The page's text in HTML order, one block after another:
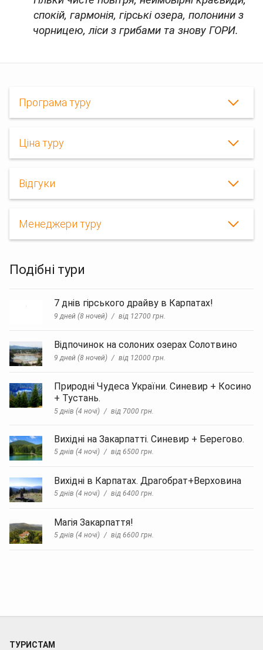
спокій, гармонія, гірські озера, полонини з
чорницею, ліси з грибами та знову ГОРИ.
Програма туру
Ціна туру
Відгуки
Менеджери туру
Подібні тури
7 днів гірського драйву в Карпатах!
9 дней (8 ночей) від 12700 грн.
Відпочинок на солоних озерах Солотвино
9 дней (8 ночей) від 12000 грн.
Природні Чудеса України. Синевир + Косино
+ Тустань.
5 днів (4 ночі) від 7000 грн.
Вихідні на Закарпатті. Синевир + Берегово.
5 днів (4 ночі) від 6500 грн.
Вихідні в Карпатах. Драгобрат+Верховина
5 днів (4 ночі) від 6400 грн.
Магія Закарпаття!
5 днів (4 ночі) від 6600 грн.
ТУРИСТАМ